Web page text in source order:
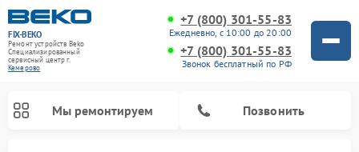
FIX-BEKO
Ремонт устройств Beko
Специализированный
cервисный центр г.
Кемерово
+7 (800) 301-55-83
Ежедневно, с 10:00 до 20:00
+7 (800) 301-55-83
Звонок бесплатный по РФ
Мы ремонтируем Позвонить